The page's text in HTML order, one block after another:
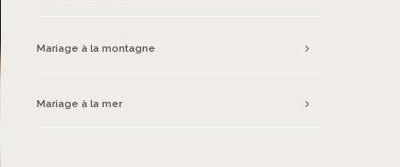
Mariage à la montagne
Mariage à la mer